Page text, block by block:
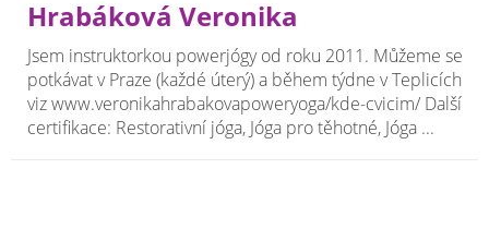
Hrabáková Veronika
Jsem instruktorkou powerjógy od roku 2011. Můžeme se
potkávat v Praze (každé úterý) a během týdne v Teplicích
viz www.veronikahrabakovapoweryoga/kde-cvicim/ Další
certifikace: Restorativní jóga, Jóga pro těhotné, Jóga ...